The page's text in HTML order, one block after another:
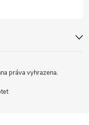
práva vyhrazena.